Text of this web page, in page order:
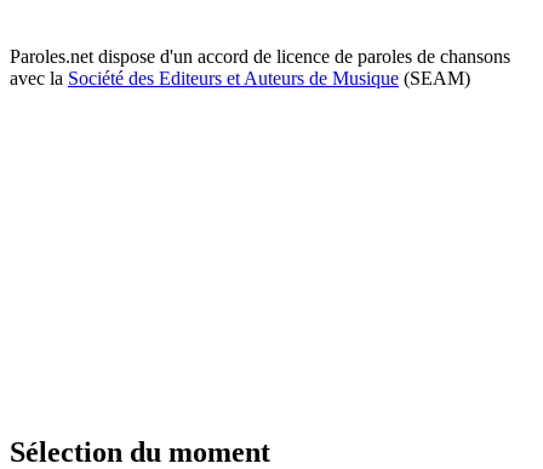
Paroles.net dispose d'un accord de licence de paroles de chansons
avec la Société des Editeurs et Auteurs de Musique (SEAM)
Sélection du moment